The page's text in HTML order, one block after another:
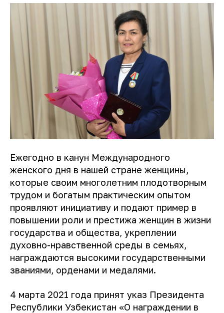
Ежегодно в канун Международного
женского дня в нашей стране женщины,
которые своим многолетним плодотворным
трудом и богатым практическим опытом
проявляют инициативу и подают пример в
повышении роли и престижа женщин в жизни
государства и общества, укреплении
духовно-нравственной среды в семьях,
награждаются высокими государственными
званиями, орденами и медалями.
4 марта 2021 года принят указ Президента
Республики Узбекистан «О награждении в